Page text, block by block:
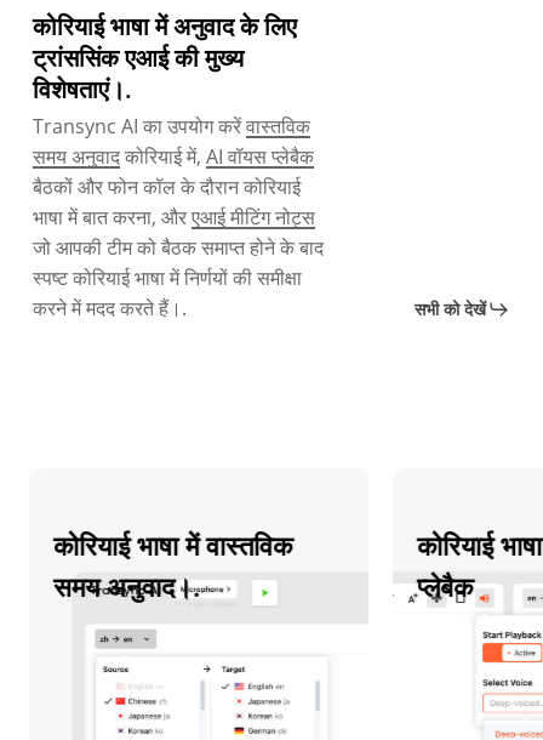
कोरियाई भाषा में अनुवाद के लिए
ट्रांससिंक एआई की मुख्य
विशेषताएं।.
Transync AI का उपयोग करेंवास्तविक
समय अनुवादकोरियाई में,AI वॉयस प्लेबैक
बैठकों और फोन कॉल के दौरान कोरियाई
भाषा में बात करना, औरएआई मीटिंग नोट्स
जो आपकी टीम को बैठक समाप्त होने के बाद
स्पष्ट कोरियाई भाषा में निर्णयों की समीक्षा
करने में मदद करते हैं।.
सभी को देखें
कोरियाई भाषा में वास्तविक
समय अनुवाद।.
कोरियाई भाषा
प्लेबैक